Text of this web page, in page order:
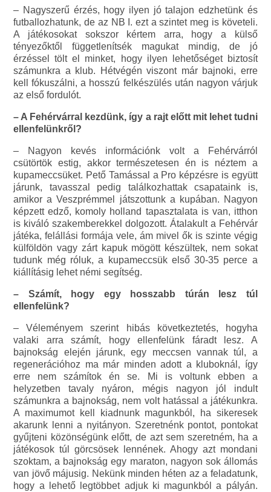
– Nagyszerű érzés, hogy ilyen jó talajon edzhetünk és
futballozhatunk, de az NB I. ezt a szintet meg is követeli.
A játékosokat sokszor kértem arra, hogy a külső
tényezőktől függetlenítsék magukat mindig, de jó
érzéssel tölt el minket, hogy ilyen lehetőséget biztosít
számunkra a klub. Hétvégén viszont már bajnoki, erre
kell fókuszálni, a hosszú felkészülés után nagyon várjuk
az első fordulót.
– A Fehérvárral kezdünk, így a rajt előtt mit lehet tudni
ellenfelünkről?
– Nagyon kevés információnk volt a Fehérvárról
csütörtök estig, akkor természetesen én is néztem a
kupameccsüket. Pető Tamással a Pro képzésre is együtt
járunk, tavasszal pedig találkozhattak csapataink is,
amikor a Veszprémmel játszottunk a kupában. Nagyon
képzett edző, komoly holland tapasztalata is van, itthon
is kiváló szakemberekkel dolgozott. Átalakult a Fehérvár
játéka, felállási formája vele, ám mivel ők is szinte végig
külföldön vagy zárt kapuk mögött készültek, nem sokat
tudunk még róluk, a kupameccsük első 30-35 perce a
kiállításig lehet némi segítség.
– Számít, hogy egy hosszabb túrán lesz túl
ellenfelünk?
– Véleményem szerint hibás következtetés, hogyha
valaki arra számít, hogy ellenfelünk fáradt lesz. A
bajnokság elején járunk, egy meccsen vannak túl, a
regenerációhoz ma már minden adott a kluboknál, így
erre nem számítok én se. Mi is voltunk ebben a
helyzetben tavaly nyáron, mégis nagyon jól indult
számunkra a bajnokság, nem volt hatással a játékunkra.
A maximumot kell kiadnunk magunkból, ha sikeresek
akarunk lenni a nyitányon. Szeretnénk pontot, pontokat
gyűjteni közönségünk előtt, de azt sem szeretném, ha a
játékosok túl görcsösek lennének. Ahogy azt mondani
szoktam, a bajnokság egy maraton, nagyon sok állomás
van jövő májusig. Nekünk minden héten az a feladatunk,
hogy a lehető legtöbbet adjuk ki magunkból a pályán.